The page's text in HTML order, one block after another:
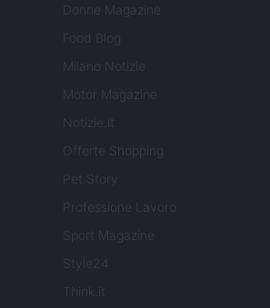
Donne Magazine
Food Blog
Milano Notizie
Motor Magazine
Notizie.it
Offerte Shopping
Pet Story
Professione Lavoro
Sport Magazine
Style24
Think.it